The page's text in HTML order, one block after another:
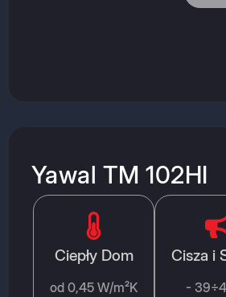
Yawal TM 102HI
Ciepły Dom
od 0,45 W/m²K
Cisza i
-